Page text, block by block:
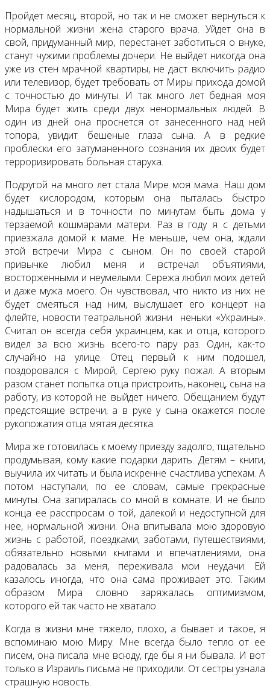
Пройдет месяц, второй, но так и не сможет вернуться к
нормальной жизни жена старого врача. Уйдет она в
свой, придуманный мир, перестанет заботиться о внуке,
станут чужими проблемы дочери. Не выйдет никогда она
уже из стен мрачной квартиры, не даст включить радио
или телевизор, будет требовать от Миры прихода домой
с точностью до минуты. И так много лет бедная моя
Мира будет жить среди двух ненормальных людей. В
один из дней она проснется от занесенного над ней
топора, увидит бешеные глаза сына. А в редкие
проблески его затуманенного сознания их двоих будет
терроризировать больная старуха.
Подругой на много лет стала Мире моя мама. Наш дом
будет кислородом, которым она пыталась быстро
надышаться и в точности по минутам быть дома у
терзаемой кошмарами матери. Раз в году я с детьми
приезжала домой к маме. Не меньше, чем она, ждали
этой встречи Мира с сыном. Он по своей старой
привычке любил меня и встречал объятиями,
восторженными и неумелыми. Сережа любил моих детей
и даже мужа моего. Он чувствовал, что никто из них не
будет смеяться над ним, выслушает его концерт на
флейте, новости театральной жизни неньки «Украины».
Считал он всегда себя украинцем, как и отца, которого
видел за всю жизнь всего-то пару раз. Один, как-то
случайно на улице. Отец первый к ним подошел,
поздоровался с Мирой, Сергею руку пожал. А вторым
разом станет попытка отца пристроить, наконец, сына на
работу, из которой не выйдет ничего. Обещанием будут
предстоящие встречи, а в руке у сына окажется после
рукопожатия отца мятая десятка.
Мира же готовилась к моему приезду задолго, тщательно
продумывая, кому какие подарки дарить. Детям – книги,
выучила их читать и была искренне счастлива успехам. А
потом наступали, по ее словам, самые прекрасные
минуты. Она запиралась со мной в комнате. И не было
конца ее расспросам о той, далекой и недоступной для
нее, нормальной жизни. Она впитывала мою здоровую
жизнь с работой, поездками, заботами, путешествиями,
обязательно новыми книгами и впечатлениями, она
радовалась за меня, переживала мои неудачи. Ей
казалось иногда, что она сама проживает это. Таким
образом Мира словно заряжалась оптимизмом,
которого ей так часто не хватало.
Когда в жизни мне тяжело, плохо, а бывает и такое, я
вспоминаю мою Миру. Мне всегда было тепло от ее
писем, она писала мне всюду, где бы я ни бывала. И вот
только в Израиль письма не приходили. От сестры узнала
страшную новость.